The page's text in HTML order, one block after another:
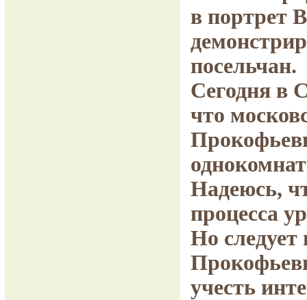
в портрет
посельчан.
Сегодня в
что
Надеюсь,
процесса
Но
учесть